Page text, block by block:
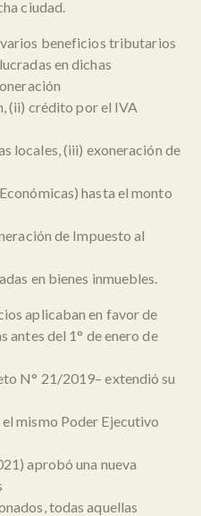
ciudad.
beneficios tributarios
en dichas
(ii) crédito por el IVA
locales, (iii) exoneración de
hasta el monto
de Impuesto al
en bienes inmuebles.
aplicaban en favor de
antes del 1° de enero de
N° 21/2019– extendió su
mismo Poder Ejecutivo
aprobó una nueva
todas aquellas